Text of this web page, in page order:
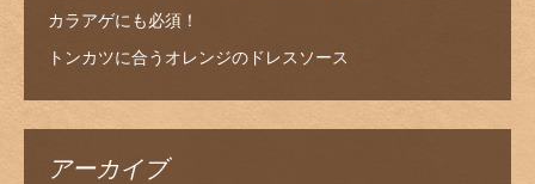
カラアゲにも必須！
トンカツに合うオレンジのドレスソース
アーカイブ